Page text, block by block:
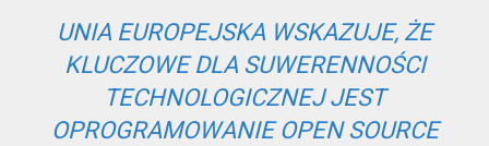
UNIA EUROPEJSKA WSKAZUJE, ŻE
KLUCZOWE DLA SUWERENNOŚCI
TECHNOLOGICZNEJ JEST
OPROGRAMOWANIE OPEN SOURCE